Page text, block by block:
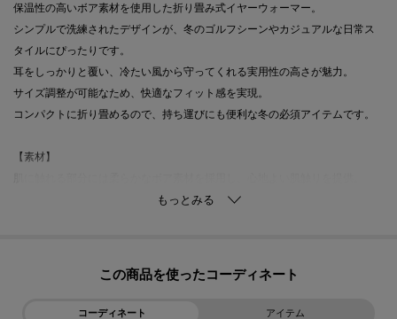
保温性の高いボア素材を使用した折り畳み式イヤーウォーマー。
シンプルで洗練されたデザインが、冬のゴルフシーンやカジュアルな日常ス
タイルにぴったりです。
耳をしっかりと覆い、冷たい風から守ってくれる実用性の高さが魅力。
サイズ調整が可能なため、快適なフィット感を実現。
コンパクトに折り畳めるので、持ち運びにも便利な冬の必須アイテムです。
【素材】
冷たい風をしっかりと遮断し、寒い季節でも快適に過ごせます。
スタイルをスタイリッシュにサポートします。
この商品を使った
コーディネート アイテム